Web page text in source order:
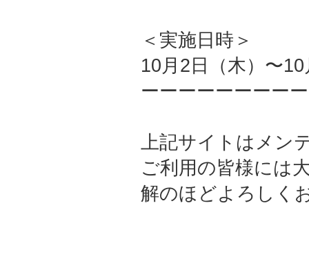
＜実施日時＞
10月2日（木）〜
ーーーーーーーー
上記サイトはメン
ご利用の皆様には
解のほどよろしく